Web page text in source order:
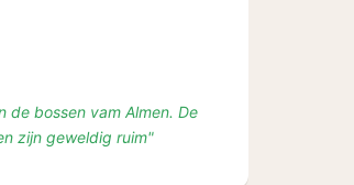
de bossen vam Almen. De
zijn geweldig ruim"